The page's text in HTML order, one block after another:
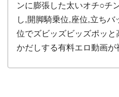
ンに膨張した太いオチ○チ
し,開脚騎乗位,座位,立ち
位でズビッズビッズポッ
かだしする有料エロ動画が